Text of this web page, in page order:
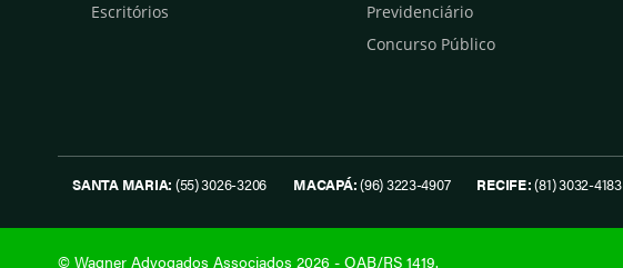
Escritórios
Previdenciário
Concurso Público
SANTA MARIA: (55) 3026-3206 MACAPÁ:(96) 3223-4907 RECIFE:(81) 3032-4183
© Wagner Advogados Associados 2026 - OAB/RS 1419.